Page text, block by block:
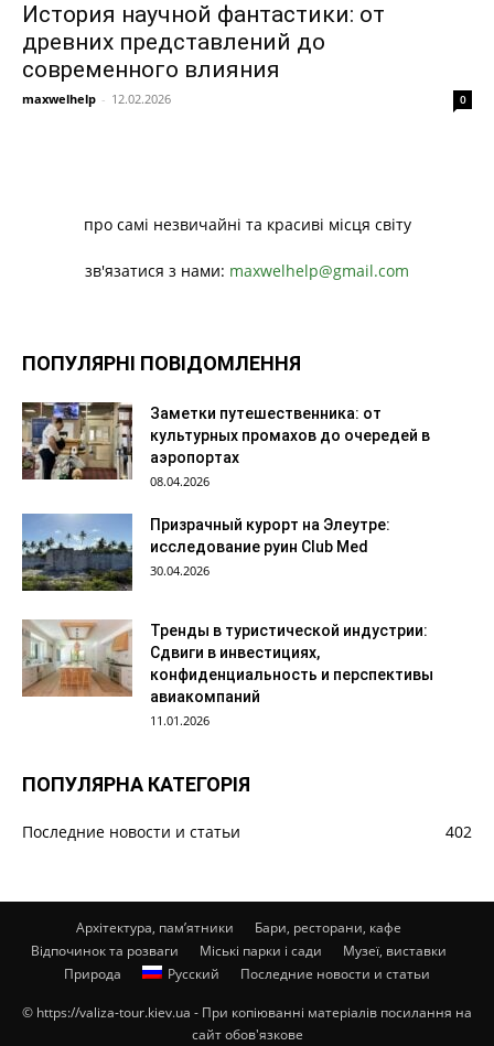
История научной фантастики: от
древних представлений до
современного влияния
maxwelhelp - 12.02.2026 0
про самі незвичайні та красиві місця світу
зв'язатися з нами: maxwelhelp@gmail.com
ПОПУЛЯРНІ ПОВІДОМЛЕННЯ
Заметки путешественника: от
культурных промахов до очередей в
аэропортах
08.04.2026
Призрачный курорт на Элеутре:
исследование руин Club Med
30.04.2026
Тренды в туристической индустрии:
Сдвиги в инвестициях,
конфиденциальность и перспективы
авиакомпаний
11.01.2026
ПОПУЛЯРНА КАТЕГОРІЯ
Последние новости и статьи 402
Архітектура, пам’ятники
Бари, ресторани, кафе
Відпочинок та розваги
Міські парки і сади
Музеї, виставки
Природа
Русский Последние новости и статьи
© https://valiza-tour.kiev.ua - При копіюванні матеріалів посилання на
сайт обов'язкове